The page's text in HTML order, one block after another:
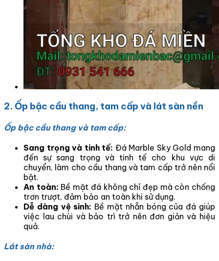
2. Ốp bậc cầu thang, tam cấp và lát sàn nền
Ốp bậc cầu thang và tam cấp:
Sang trọng và tinh tế: Đá Marble Sky Gold mang
đến sự sang trọng và tinh tế cho khu vực di
chuyển, làm cho cầu thang và tam cấp trở nên nổi
bật.
An toàn: Bề mặt đá không chỉ đẹp mà còn chống
trơn trượt, đảm bảo an toàn khi sử dụng.
Dễ dàng vệ sinh: Bề mặt nhẵn bóng của đá giúp
việc lau chùi và bảo trì trở nên đơn giản và hiệu
quả.
Lát sàn nhà: